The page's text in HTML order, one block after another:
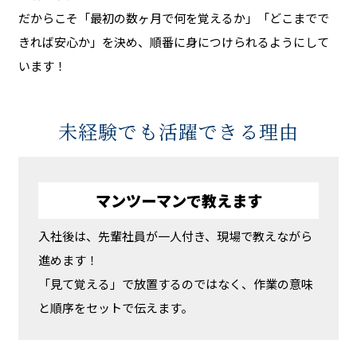
だからこそ「最初の数ヶ月で何を覚えるか」「どこまでで
きれば安心か」を決め、順番に身につけられるようにして
います！
未経験でも活躍できる理由
マンツーマンで教えます
入社後は、先輩社員が一人付き、現場で教えながら
進めます！
「見て覚える」で放置するのではなく、作業の意味
と順序をセットで伝えます。